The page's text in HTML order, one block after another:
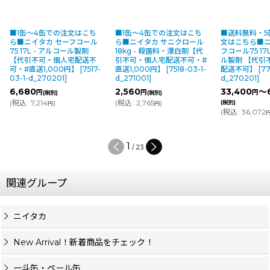
■1缶〜4缶での注文はこち
ら■ニイタカ セーフコール
75 17L - アルコール製剤
【代引不可・個人宅配送不
可・#直送1,000円】
[7517-
03-1-d_270201]
6,680円(税別)
(税込: 7,214円)
■1缶〜4缶での注文はこち
ら■ニイタカ サニクロール
18kg - 殺菌料・漂白剤【代
引不可・個人宅配送不可・#
直送1,000円】
[7518-03-1-
d_271001]
2,560円(税別)
(税込: 2,765円)
■送料無料・5
文はこちら■
フコール75
ル製剤 【代引
配送不可】
[
d_270201]
33,400円
(税別)
(税込: 36,072
1 / 23
関連グループ
ニイタカ
New Arrival！新着商品をチェック！